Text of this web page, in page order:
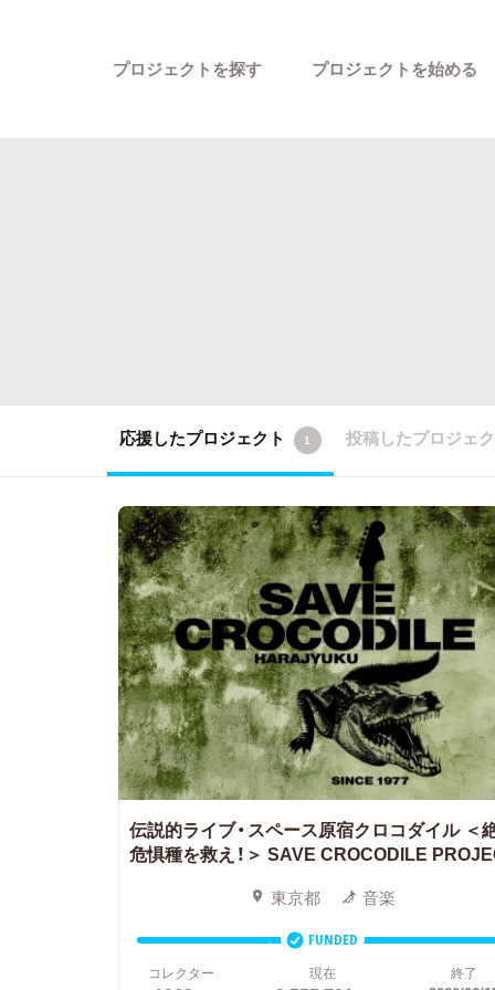
プロジェクトを探す プロジェクトを始める
応援したプロジェクト 1 投稿したプロジェ
伝説的ライブ・スペース原宿クロコダイル ＜
危惧種を救え！＞ SAVE CROCODILE
東京都 音楽
FUNDED
コレクター
現在 終了